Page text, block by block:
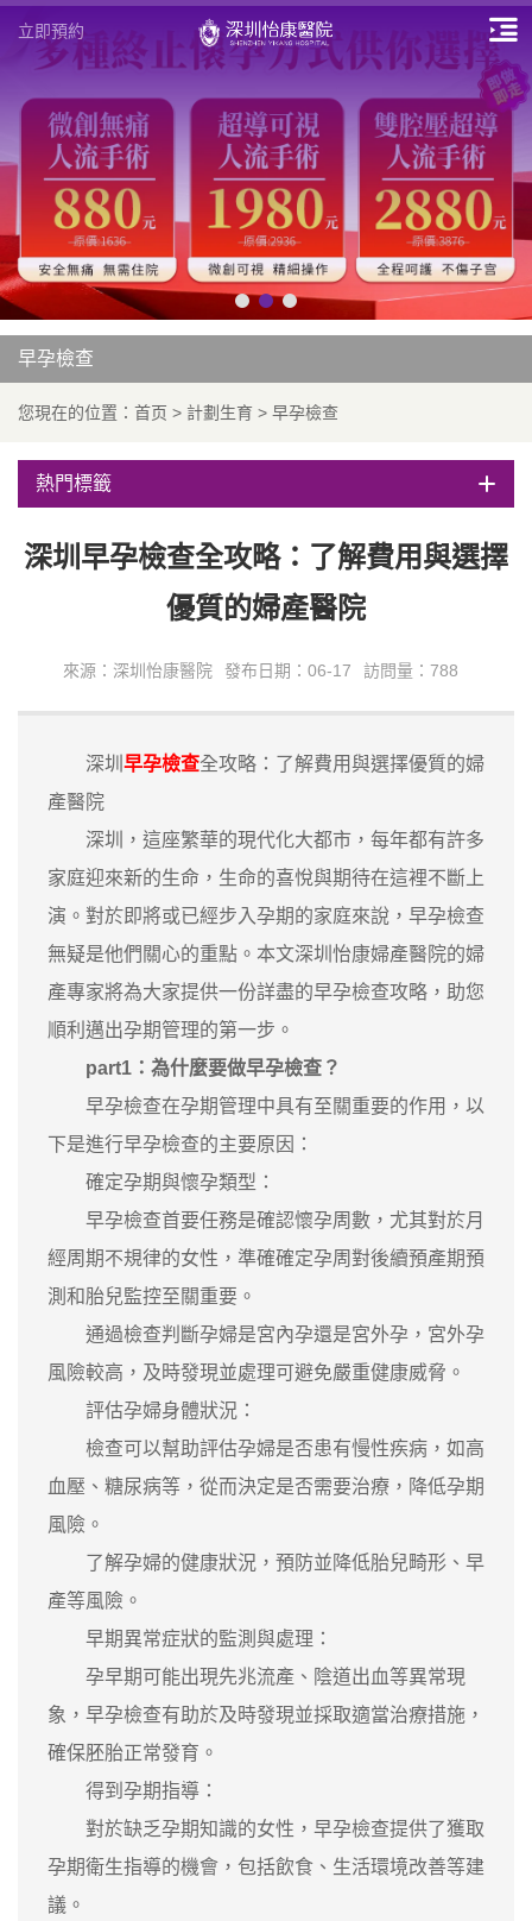
立即預約
早孕檢查
您現在的位置： 首页 > 計劃生育 > 早孕檢查
熱門標籤
深圳早孕檢查全攻略：了解費用與選擇
優質的婦產醫院
來源：深圳怡康醫院 發布日期：06-17 訪問量：788
深圳 早孕檢查全攻略：了解費用與選擇優質的婦
產醫院
深圳，這座繁華的現代化大都市，每年都有許多
家庭迎來新的生命，生命的喜悅與期待在這裡不斷上
演。對於即將或已經步入孕期的家庭來說，早孕檢查
無疑是他們關心的重點。本文深圳怡康婦產醫院的婦
產專家將為大家提供一份詳盡的早孕檢查攻略，助您
順利邁出孕期管理的第一步。
part1：為什麼要做早孕檢查？
早孕檢查在孕期管理中具有至關重要的作用，以
下是進行早孕檢查的主要原因：
確定孕期與懷孕類型：
早孕檢查首要任務是確認懷孕周數，尤其對於月
經周期不規律的女性，準確確定孕周對後續預產期預
測和胎兒監控至關重要。
通過檢查判斷孕婦是宮內孕還是宮外孕，宮外孕
風險較高，及時發現並處理可避免嚴重健康威脅。
評估孕婦身體狀況：
檢查可以幫助評估孕婦是否患有慢性疾病，如高
血壓、糖尿病等，從而決定是否需要治療，降低孕期
風險。
了解孕婦的健康狀況，預防並降低胎兒畸形、早
產等風險。
早期異常症狀的監測與處理：
孕早期可能出現先兆流產、陰道出血等異常現
象，早孕檢查有助於及時發現並採取適當治療措施，
確保胚胎正常發育。
得到孕期指導：
對於缺乏孕期知識的女性，早孕檢查提供了獲取
孕期衛生指導的機會，包括飲食、生活環境改善等建
議。